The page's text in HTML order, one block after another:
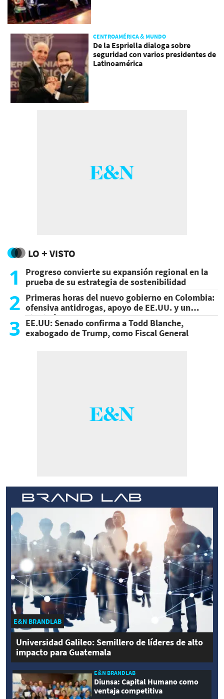
CENTROAMÉRICA & MUNDO
De la Espriella dialoga sobre
seguridad con varios presidentes de
Latinoamérica
LO + VISTO
1
Progreso convierte su expansión regional en la
prueba de su estrategia de sostenibilidad
2 Primeras horas del nuevo gobierno en Colombia:
ofensiva antidrogas, apoyo de EE.UU. y un
atentado
3 EE.UU: Senado confirma a Todd Blanche,
exabogado de Trump, como Fiscal General
E&N BRANDLAB
Universidad Galileo: Semillero de líderes de alto
impacto para Guatemala
E&N BRANDLAB
Diunsa: Capital Humano como
ventaja competitiva